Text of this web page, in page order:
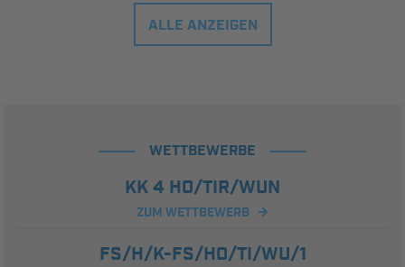
ALLE ANZEIGEN
WETTBEWERBE
KK 4 HO/TIR/WUN
ZUM WETTBEWERB
FS/H/K-FS/HO/TI/WU/1